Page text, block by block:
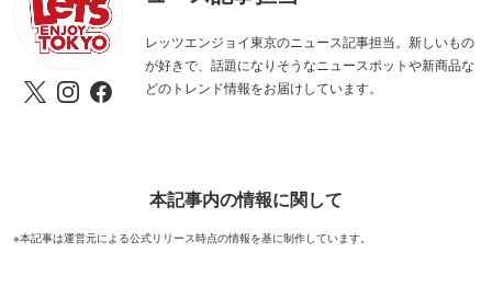
レッツエンジョイ東京のニュース記事担当。新しいもの
が好きで、話題になりそうなニュースポットや新商品な
どのトレンド情報をお届けしています。
本記事内の情報に関して
※本記事は運営元による公式リリース時点の情報を基に制作しています。